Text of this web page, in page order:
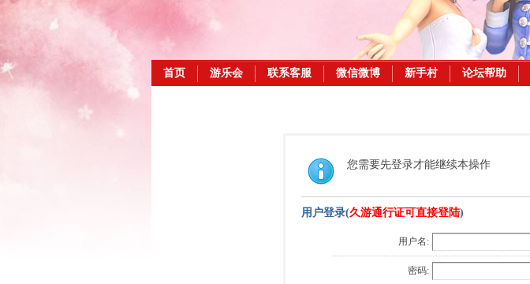
首页 游乐会 联系客服 微信微博 新手村 论坛帮助
您需要先登录才能继续本操作
用户登录(久游通行证可直接登陆)
用户名:
密码: